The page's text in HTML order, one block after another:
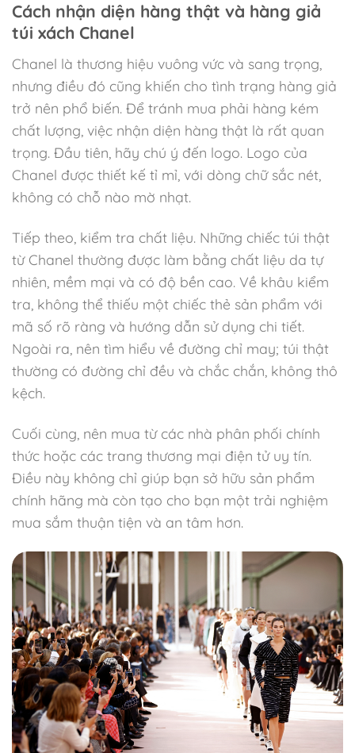
Cách nhận diện hàng thật và hàng giả
túi xách Chanel
Chanel là thương hiệu vuông vức và sang trọng,
nhưng điều đó cũng khiến cho tình trạng hàng giả
trở nên phổ biến. Để tránh mua phải hàng kém
chất lượng, việc nhận diện hàng thật là rất quan
trọng. Đầu tiên, hãy chú ý đến logo. Logo của
Chanel được thiết kế tỉ mỉ, với dòng chữ sắc nét,
không có chỗ nào mờ nhạt.
Tiếp theo, kiểm tra chất liệu. Những chiếc túi thật
từ Chanel thường được làm bằng chất liệu da tự
nhiên, mềm mại và có độ bền cao. Về khâu kiểm
tra, không thể thiếu một chiếc thẻ sản phẩm với
mã số rõ ràng và hướng dẫn sử dụng chi tiết.
Ngoài ra, nên tìm hiểu về đường chỉ may; túi thật
thường có đường chỉ đều và chắc chắn, không thô
kệch.
Cuối cùng, nên mua từ các nhà phân phối chính
thức hoặc các trang thương mại điện tử uy tín.
Điều này không chỉ giúp bạn sở hữu sản phẩm
chính hãng mà còn tạo cho bạn một trải nghiệm
mua sắm thuận tiện và an tâm hơn.